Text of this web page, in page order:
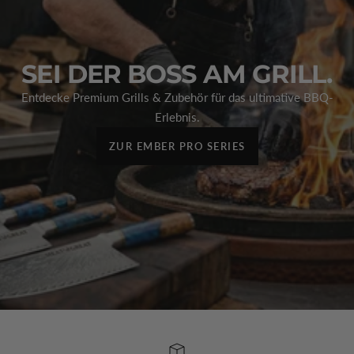
SEI DER BOSS AM GRILL.
Entdecke Premium Grills & Zubehör für das ultimative BBQ-
Erlebnis.
ZUR EMBER PRO SERIES